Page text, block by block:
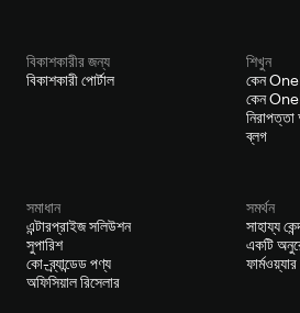
বিকাশকারীর জন্য
বিকাশকারী পোর্টাল
শিখুন
কেন
কেন
নিরাপত্তা
ব্লগ
সমাধান
এন্টারপ্রাইজ সলিউশন
সুপারিশ
কো-ব্র্যান্ডেড পণ্য
অফিসিয়াল রিসেলার
সমর্থন
সাহায্য
একটি